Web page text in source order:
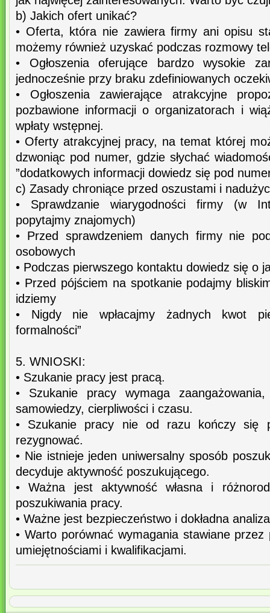
b) Jakich ofert unikać?
• Oferta, która nie zawiera firmy ani opisu
możemy również uzyskać podczas rozmowy
• Ogłoszenia oferujące bardzo wysokie
jednocześnie przy braku zdefiniowanych
• Ogłoszenia zawierające atrakcyjne
pozbawione informacji o organizatorach i
wpłaty wstępnej.
• Oferty atrakcyjnej pracy, na temat której
dzwoniąc pod numer, gdzie słychać
”dodatkowych informacji dowiedz się pod
c) Zasady chroniące przed oszustami i
• Sprawdzanie wiarygodności firmy (w
popytajmy znajomych)
• Przed sprawdzeniem danych firmy nie
osobowych
• Podczas pierwszego kontaktu dowiedz się o
• Przed pójściem na spotkanie podajmy
idziemy
• Nigdy nie wpłacajmy żadnych kwot
formalności”
5. WNIOSKI:
• Szukanie pracy jest pracą.
• Szukanie pracy wymaga
samowiedzy, cierpliwości i czasu.
• Szukanie pracy nie od razu kończy się
rezygnować.
• Nie istnieje jeden uniwersalny sposób
decyduje aktywność poszukującego.
• Ważna jest aktywność własna i
poszukiwania pracy.
• Ważne jest bezpieczeństwo i dokładna
• Warto porównać wymagania stawiane przez
umiejętnościami i kwalifikacjami.